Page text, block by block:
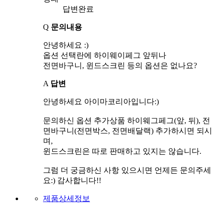
답변완료
Q 문의내용
안녕하세요 :)
옵션 선택란에 하이웨이페그 앞뒤나
전면바구니, 윈드스크린 등의 옵션은 없나요?
A 답변
안녕하세요 아이마코리아입니다:)
문의하신 옵션 추가상품 하이웨그페그(앞, 뒤), 전
면바구니(전면박스, 전면배달랙) 추가하시면 되시
며,
윈드스크린은 따로 판매하고 있지는 않습니다.
그럼 더 궁금하신 사항 있으시면 언제든 문의주세
요:) 감사합니다!!
제품상세정보